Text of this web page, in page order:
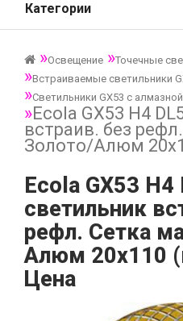
Категории
Освещение
Точечные
Встраиваемые светильники
Светильники GX53 с
Ecola GX53 H4
встраив. без
Золото/Алюм
Ecola GX53 H4
светильник
рефл. Сетка
Алюм 20x110
Цена